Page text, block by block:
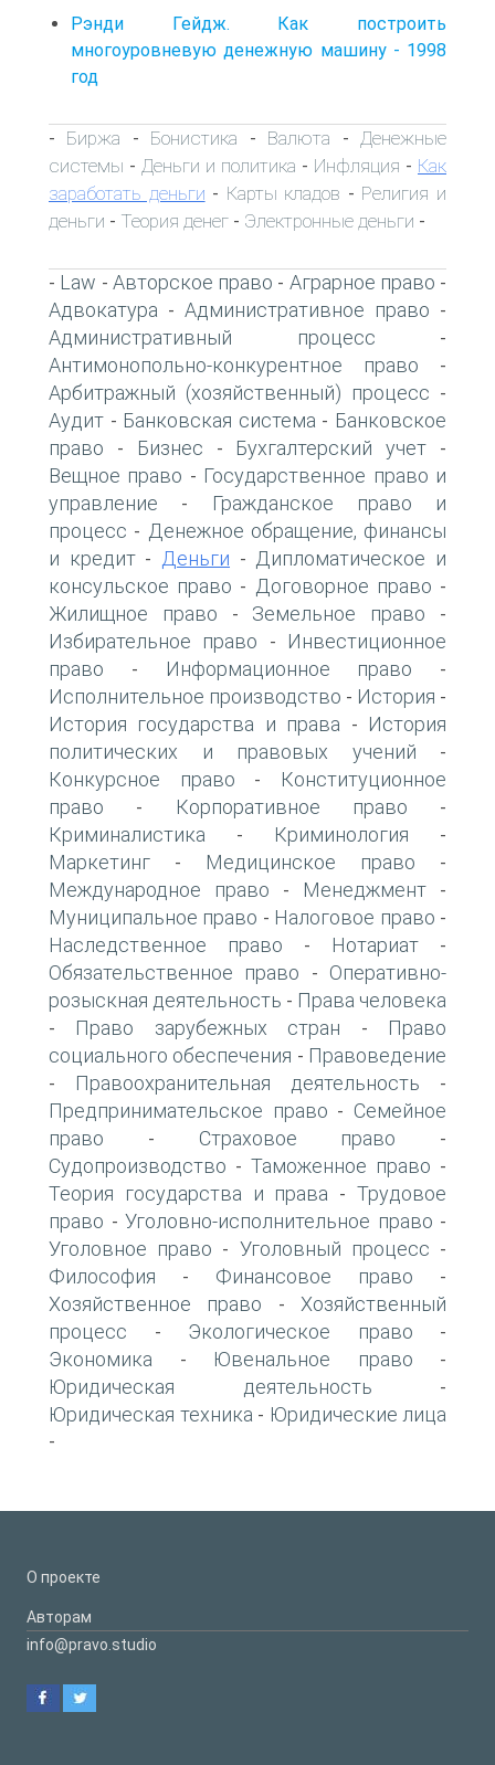
Рэнди Гейдж. Как построить
многоуровневую денежную машину - 1998
год
- Биржа - Бонистика - Валюта - Денежные
системы - Деньги и политика - Инфляция - Как
заработать деньги - Карты кладов - Религия и
деньги - Теория денег - Электронные деньги -
- Law - Авторское право - Аграрное право -
Адвокатура - Административное право -
Административный процесс -
Антимонопольно-конкурентное право -
Арбитражный (хозяйственный) процесс -
Аудит - Банковская система - Банковское
право - Бизнес - Бухгалтерский учет -
Вещное право - Государственное право и
управление -
Гражданское право и
процесс - Денежное обращение, финансы
и кредит- Деньги - Дипломатическое и
консульское право - Договорное право -
Жилищное право - Земельное право -
Избирательное право -
Инвестиционное
право - Информационное право -
Исполнительное производство - История -
История государства и права -
История
политических и правовых учений -
Конкурсное право -
Конституционное
право - Корпоративное право -
Криминалистика - Криминология -
Маркетинг - Медицинское право -
Международное право - Менеджмент -
Муниципальное право - Налоговое право -
Наследственное право - Нотариат -
Обязательственное право - Оперативно-
розыскная деятельность - Права человека
- Право зарубежных стран -
Право
социального обеспечения - Правоведение
- Правоохранительная деятельность -
Предпринимательское право - Семейное
право - Страховое право -
Судопроизводство - Таможенное право -
Теория государства и права -Трудовое
право - Уголовно-исполнительное право -
Уголовное право - Уголовный процесс -
Философия - Финансовое право -
Хозяйственное право - Хозяйственный
процесс - Экологическое право -
Экономика - Ювенальное право -
Юридическая деятельность -
Юридическая техника - Юридические лица
-
О проекте
Авторам
info@pravo.studio